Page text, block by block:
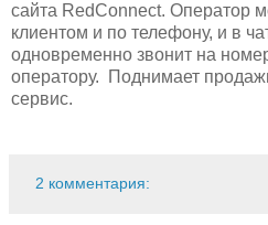
сайта RedConnect. Оператор
клиентом и по телефону, и в
одновременно звонит на
оператору. Поднимает
сервис.
2 комментария: